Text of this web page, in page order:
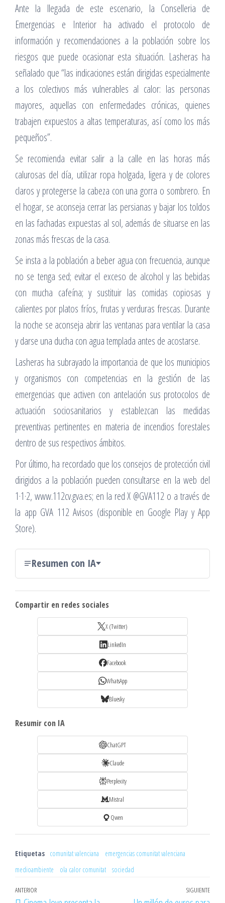
Ante la llegada de este escenario, la Conselleria de
Emergencias e Interior ha activado el protocolo de
información y recomendaciones a la población sobre los
riesgos que puede ocasionar esta situación. Lasheras ha
señalado que “las indicaciones están dirigidas especialmente
a los colectivos más vulnerables al calor: las personas
mayores, aquellas con enfermedades crónicas, quienes
trabajen expuestos a altas temperaturas, así como los más
pequeños”.
Se recomienda evitar salir a la calle en las horas más
calurosas del día, utilizar ropa holgada, ligera y de colores
claros y protegerse la cabeza con una gorra o sombrero. En
el hogar, se aconseja cerrar las persianas y bajar los toldos
en las fachadas expuestas al sol, además de situarse en las
zonas más frescas de la casa.
Se insta a la población a beber agua con frecuencia, aunque
no se tenga sed; evitar el exceso de alcohol y las bebidas
con mucha cafeína; y sustituir las comidas copiosas y
calientes por platos fríos, frutas y verduras frescas. Durante
la noche se aconseja abrir las ventanas para ventilar la casa
y darse una ducha con agua templada antes de acostarse.
Lasheras ha subrayado la importancia de que los municipios
y organismos con competencias en la gestión de las
emergencias que activen con antelación sus protocolos de
actuación sociosanitarios y establezcan las medidas
preventivas pertinentes en materia de incendios forestales
dentro de sus respectivos ámbitos.
Por último, ha recordado que los consejos de protección civil
dirigidos a la población pueden consultarse en la web del
1·1·2, www.112cv.gva.es; en la red X @GVA112 o a través de
la app GVA 112 Avisos (disponible en Google Play y App
Store).
Resumen con IA
Compartir en redes sociales
X (Twitter)
LinkedIn
Facebook
WhatsApp
Bluesky
Resumir con IA
ChatGPT
Claude
Perplexity
Mistral
Qwen
Etiquetas comunitat valenciana
emergencias comunitat valenciana
medioambiente
ola calor comunitat sociedad
Navegación
Entrada
ANTERIOR SIGUIENTE